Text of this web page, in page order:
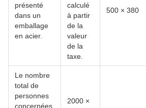
présenté
dans un
emballage
en acier.
calculé
à partir
de la
valeur
de la
taxe.
500 × 380
Le nombre
total de
personnes
concernées
2000 ×